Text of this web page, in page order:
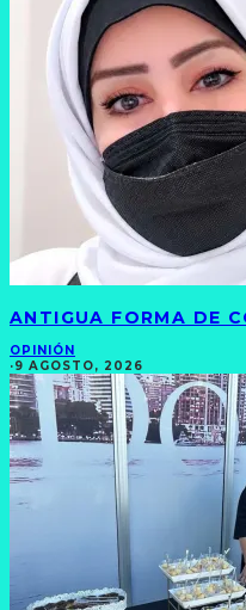
ANTIGUA FORMA DE
OPINIÓN
·9 AGOSTO, 2026